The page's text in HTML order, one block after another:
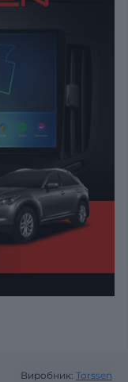
Виробник: Torssen